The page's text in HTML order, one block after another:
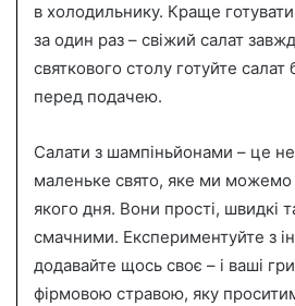
в холодильнику. Краще готувати
за один раз – свіжий салат
святкового столу готуйте
перед подачею.
Салати з шампіньйонами – це
маленьке свято, яке ми можемо
якого дня. Вони прості, швидкі
смачними. Експериментуйте з
додавайте щось своє – і ваші
фірмовою стравою, яку